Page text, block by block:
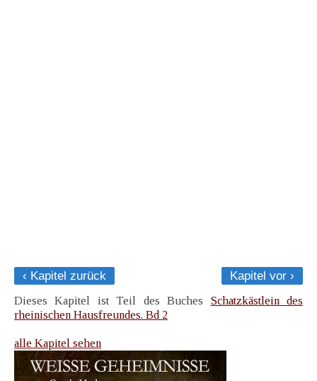
‹ Kapitel zurück
Kapitel vor ›
Dieses Kapitel ist Teil des Buches Schatzkästlein des
rheinischen Hausfreundes. Bd 2
alle Kapitel sehen